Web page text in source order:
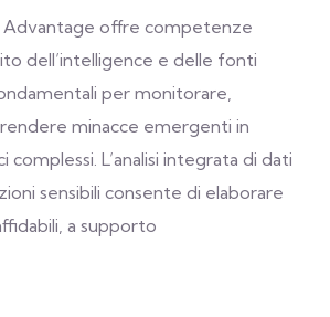
offre competenze
dell’intelligence e delle fonti
per monitorare,
minacce emergenti in
L’analisi integrata di dati
sensibili consente di elaborare
a supporto